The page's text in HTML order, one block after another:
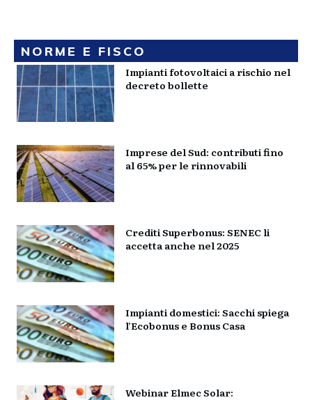
NORME E FISCO
Impianti fotovoltaici a rischio nel
decreto bollette
Imprese del Sud: contributi fino
al 65% per le rinnovabili
Crediti Superbonus: SENEC li
accetta anche nel 2025
Impianti domestici: Sacchi spiega
l’Ecobonus e Bonus Casa
Webinar Elmec Solar: